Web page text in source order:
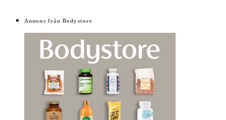
Annons från Bodystore